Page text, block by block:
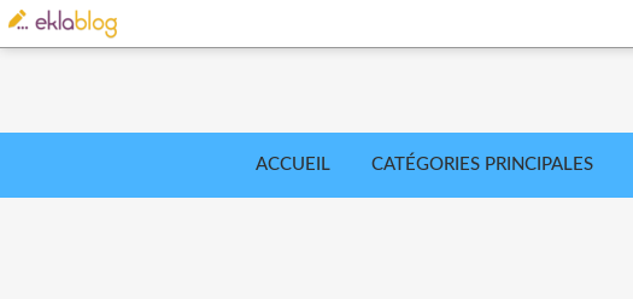
ACCUEIL CATÉGORIES PRINCIPALES